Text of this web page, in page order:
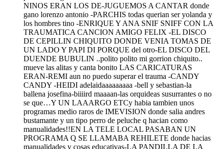
NINOS ERAN LOS DE-JUGUEMOS A CANTAR donde
gano lorenzo antonio -PARCHIS todas querian ser yolanda y
los hombres tino -ENRIQUE Y ANA SNIF SNIFF CON LA
TRAUMATICA CANCION AMIGO FELIX -EL DISCO
DE CEPILLIN CHIQUITO DONDE VENIA TOMAS DE
UN LADO Y PAPI DI PORQUE del otro-EL DISCO DEL
DUENDE BUBULIN ..polito polito mi gorrion chiquito..
mueve las alitas y canta bonito LAS CARICATURAS
ERAN-REMI aun no puedo superar el trauma -CANDY
CANDY -HEIDI adelaidaaaaaaaaa -bell y sebastian-la
ballena josefina-biiiird maaaan-las orquideas susurrantes o no
se que…Y UN LAAARGO ETCy habia tambien unos
programas medio raros de IMEVISION donde salia andres
bustamante y un tipo perro de peluche q hacian como
manualidades!!EN LA TELE LOCAL PASABAN UN
PROGRAMA Q SE LLAMABA REHILETE donde hacias
manualidades y cosas educativas-LA PANDILLA DE LA